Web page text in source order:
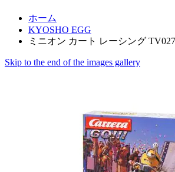
ホーム
KYOSHO EGG
ミニオン カート レーシング TV027
Skip to the end of the images gallery